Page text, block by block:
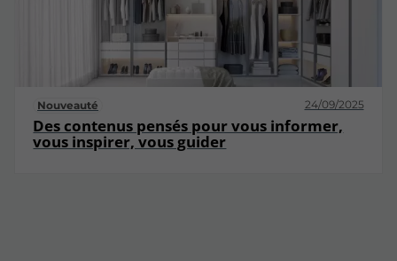
Nouveauté 24/09/2025
Des contenus pensés pour vous informer,
vous inspirer, vous guider